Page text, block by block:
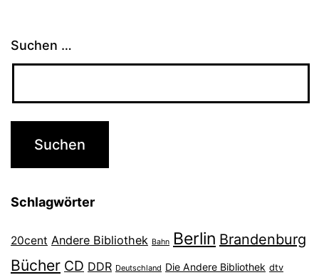
Suchen …
Schlagwörter
20cent Andere Bibliothek Bahn Berlin Brandenburg
Bücher CD DDR Deutschland Die Andere Bibliothek dtv